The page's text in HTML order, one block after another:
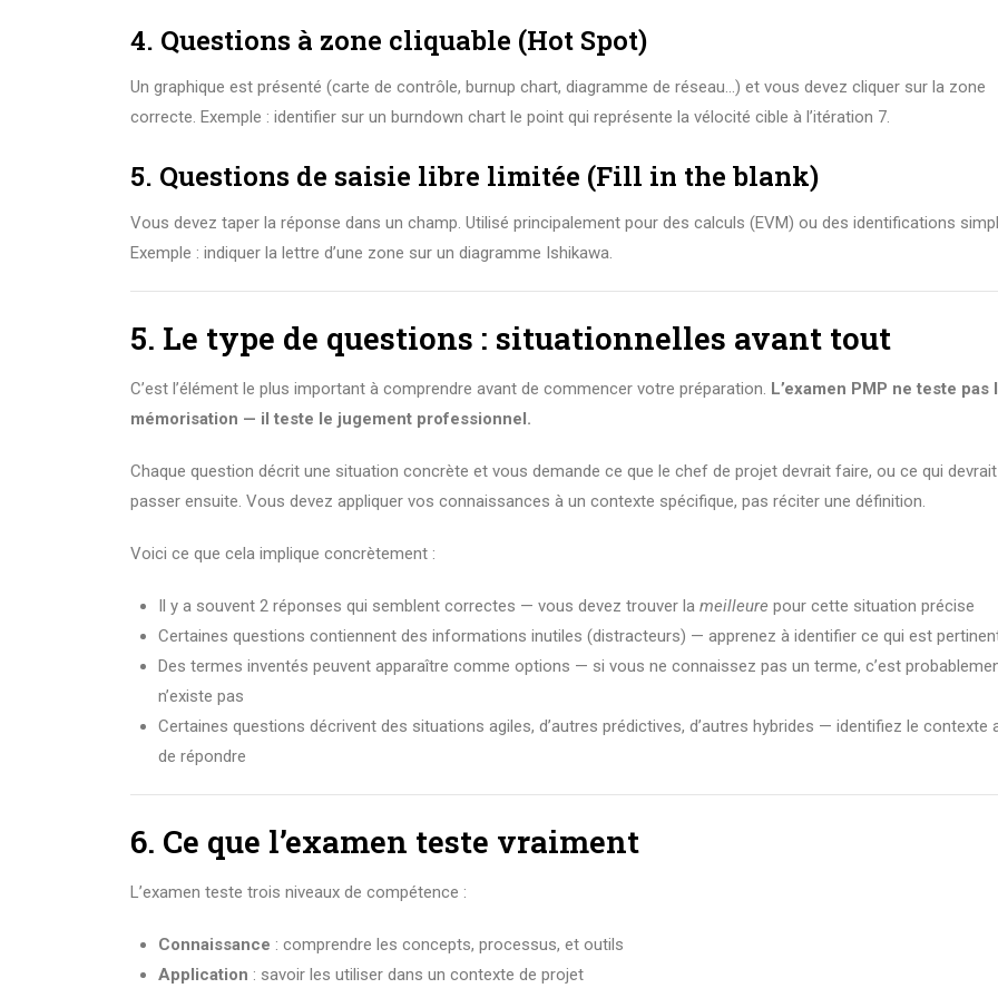
4. Questions à zone cliquable (Hot Spot)
Un graphique est présenté (carte de contrôle, burnup chart, diagramme de réseau…) et vous devez cliquer sur la zone
correcte. Exemple : identifier sur un burndown chart le point qui représente la vélocité cible à l’itération 7.
5. Questions de saisie libre limitée (Fill in the blank)
Vous devez taper la réponse dans un champ. Utilisé principalement pour des calculs (EVM) ou des identifications
Exemple : indiquer la lettre d’une zone sur un diagramme Ishikawa.
5. Le type de questions : situationnelles avant tout
C’est l’élément le plus important à comprendre avant de commencer votre préparation. L’examen PMP ne teste pas
mémorisation — il teste le jugement professionnel.
Chaque question décrit une situation concrète et vous demande ce que le chef de projet devrait faire, ou ce qui
passer ensuite. Vous devez appliquer vos connaissances à un contexte spécifique, pas réciter une définition.
Voici ce que cela implique concrètement :
Il y a souvent 2 réponses qui semblent correctes — vous devez trouver la meilleure pour cette situation précise
Certaines questions contiennent des informations inutiles (distracteurs) — apprenez à identifier ce qui est
Des termes inventés peuvent apparaître comme options — si vous ne connaissez pas un terme, c’est
n’existe pas
Certaines questions décrivent des situations agiles, d’autres prédictives, d’autres hybrides — identifiez le contexte
de répondre
6. Ce que l’examen teste vraiment
L’examen teste trois niveaux de compétence :
Connaissance : comprendre les concepts, processus, et outils
Application : savoir les utiliser dans un contexte de projet